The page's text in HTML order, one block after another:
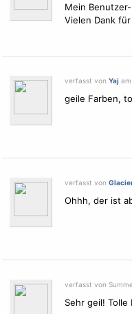
Mein
Vielen Dank
verfasst von Yaj
geile Farben,
verfasst von
Ohhh, der ist
verfasst von
Sehr geil! Tolle